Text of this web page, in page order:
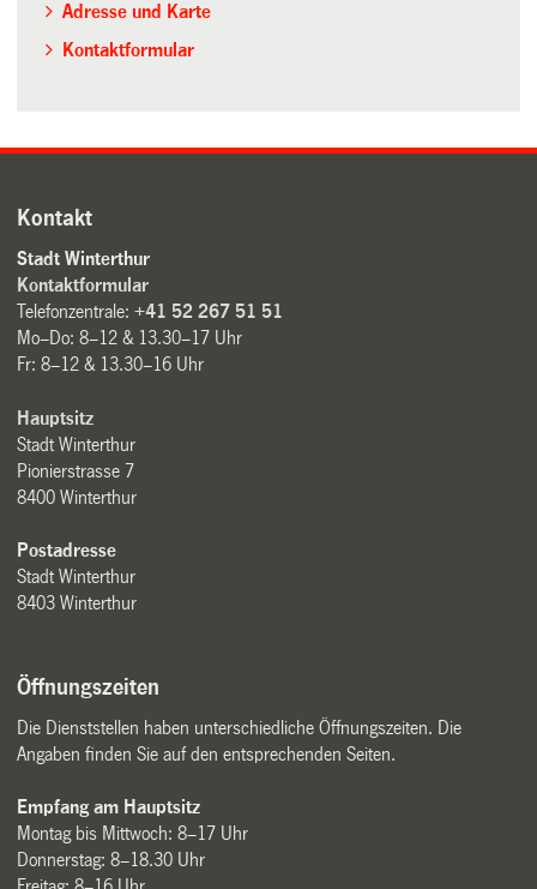
Adresse und Karte
Kontaktformular
Kontakt
Stadt Winterthur
Kontaktformular
Telefonzentrale:+41 52 267 51 51
Mo–Do: 8–12 & 13.30–17 Uhr
Fr: 8–12 & 13.30–16 Uhr
Hauptsitz
Stadt Winterthur
Pionierstrasse 7
8400 Winterthur
Postadresse
Stadt Winterthur
8403 Winterthur
Öffnungszeiten
Die Dienststellen haben unterschiedliche Öffnungszeiten. Die
Angaben finden Sie auf den entsprechenden Seiten.
Empfang am Hauptsitz
Montag bis Mittwoch: 8–17 Uhr
Donnerstag: 8–18.30 Uhr